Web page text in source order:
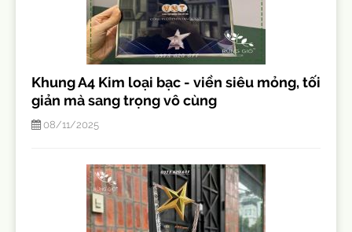
Khung A4 Kim loại bạc - viền siêu mỏng, tối
giản mà sang trọng vô cùng
08/11/2025